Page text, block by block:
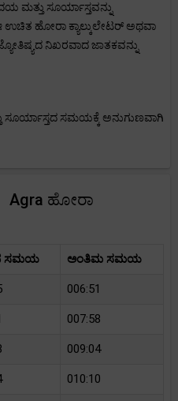
ಮತ್ತು ಸೂರ್ಯಾಸ್ತವನ್ನು
ಉಚಿತ ಹೋರಾ ಕ್ಯಾಲ್ಕುಲೇಟರ್ ಅಥವಾ
ನಿಖರವಾದ ಜಾತಕವನ್ನು
ಸಮಯಕ್ಕೆ ಅನುಗುಣವಾಗಿ
Agra ಹೋರಾ
ಸಮಯ ಅಂತಿಮ ಸಮಯ
006:51
007:58
009:04
010:10